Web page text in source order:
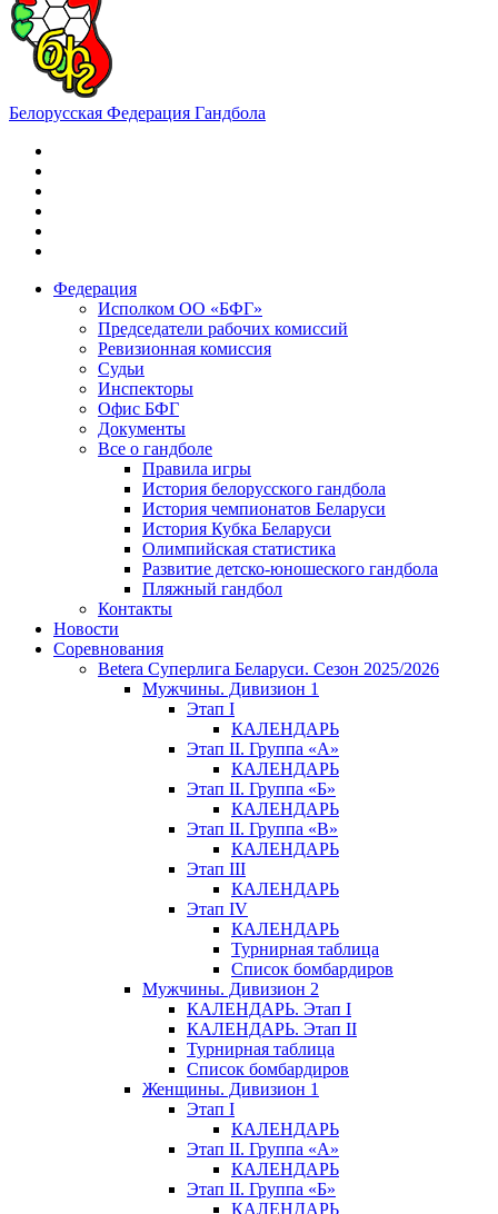
Белорусская Федерация Гандбола
Федерация
Исполком ОО «БФГ»
Председатели рабочих комиссий
Ревизионная комиссия
Судьи
Инспекторы
Офис БФГ
Документы
Все о гандболе
Правила игры
История белорусского гандбола
История чемпионатов Беларуси
История Кубка Беларуси
Олимпийская статистика
Развитие детско-юношеского гандбола
Пляжный гандбол
Контакты
Новости
Соревнования
Betera Суперлига Беларуси. Сезон 2025/2026
Мужчины. Дивизион 1
Этап I
КАЛЕНДАРЬ
Этап II. Группа «А»
КАЛЕНДАРЬ
Этап II. Группа «Б»
КАЛЕНДАРЬ
Этап II. Группа «В»
КАЛЕНДАРЬ
Этап III
КАЛЕНДАРЬ
Этап IV
КАЛЕНДАРЬ
Турнирная таблица
Список бомбардиров
Мужчины. Дивизион 2
КАЛЕНДАРЬ. Этап I
КАЛЕНДАРЬ. Этап II
Турнирная таблица
Список бомбардиров
Женщины. Дивизион 1
Этап I
КАЛЕНДАРЬ
Этап II. Группа «А»
КАЛЕНДАРЬ
Этап II. Группа «Б»
КАЛЕНДАРЬ